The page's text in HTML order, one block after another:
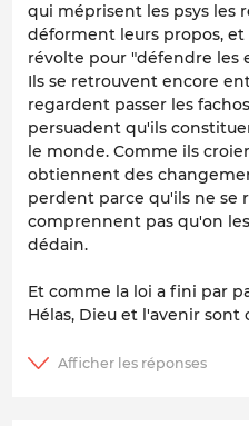
qui méprisent les psys les
déforment leurs propos,
révolte pour "défendre les
Ils se retrouvent encore
regardent passer les
persuadent qu'ils
le monde. Comme ils
obtiennent des
perdent parce qu'ils ne se
comprennent pas qu'on
dédain.
Et comme la loi a fini par
Hélas, Dieu et l'avenir